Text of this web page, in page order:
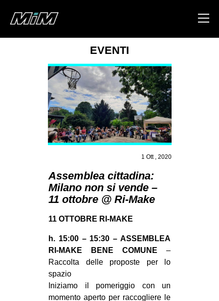
ABOUT
AREA
DEGENERAZIONE
GAZA FREESTYLE
MSM
STUDENTI TSUNAMI
ZAM
MOBILITAZIONI
SPAZI
MOVIMENTI
EVENTI
1 Ott , 2020
Assemblea cittadina:
Milano non si vende –
11 ottobre @ Ri-Make
11 OTTOBRE RI-MAKE
h. 15:00 – 15:30 – ASSEMBLEA
RI-MAKE BENE COMUNE –
Raccolta delle proposte per lo
spazio
Iniziamo il pomeriggio con un
momento aperto per raccogliere le